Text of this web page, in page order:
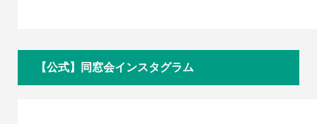
【公式】同窓会インスタグラム